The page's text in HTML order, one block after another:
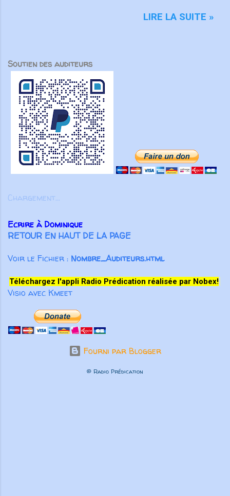
Unis. Même nos fondateurs
service de l’Évangile. Aujourd’hui
demeurent essentiels. Aucune
œuvre ...
cœur, elles font du bien au corps”
capables d’encourager les autres ?
Il écrit : “En proclamant la vérité
avec amour, nous grandirons en
tout vers celui qui est la tête, le
Christ. C’est grâce à Lui que le
corps forme un tout solide, bien uni
par toutes les articulations dont il
est pourvu. Ainsi, lorsque chaque
partie fonctionne comme elle doit, le
corps entier grandit et se construit
15-16 ). Pour Paul l’important n’est
manière inconsidérée ou vaine, ou
de colporter des médisances ou
prononcer des paroles qui
participeront à la croissance
spirituelle des autres croyants. Pas
“font du bien au corps”, m...
LIRE LA SUITE »
Soutien des auditeurs
Chargement...
Ecrire à Dominique
RETOUR EN HAUT DE LA PAGE
Voir le Fichier : Nombre_Auditeurs.html
Téléchargez l'appli Radio Prédication réalisée par Nobex!
Visio avec Kmeet
Fourni par Blogger
© Radio Prédication